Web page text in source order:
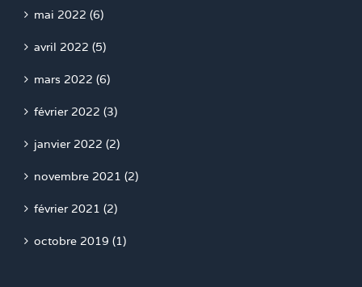
mai 2022 (6)
avril 2022 (5)
mars 2022 (6)
février 2022 (3)
janvier 2022 (2)
novembre 2021 (2)
février 2021 (2)
octobre 2019 (1)